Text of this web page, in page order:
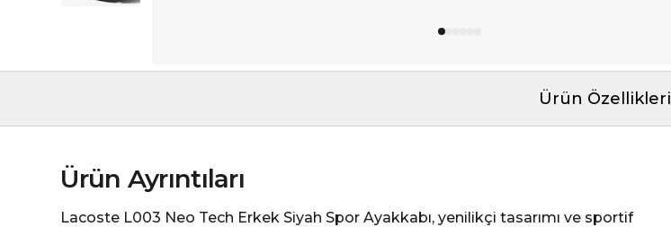
Ürün Özellikleri
Ürün Ayrıntıları
Lacoste L003 Neo Tech Erkek Siyah Spor Ayakkabı, yenilikçi tasarımı ve sportif